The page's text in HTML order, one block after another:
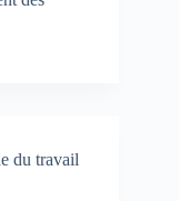
du travail